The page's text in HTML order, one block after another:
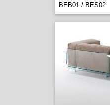
BEB01 / BES02